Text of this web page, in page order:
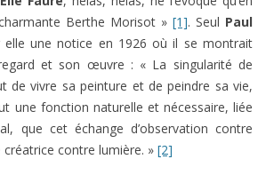
Berthe Morisot » [1]. Seul Paul
elle une notice en 1926 où il se montrait
et son œuvre : « La singularité de
de vivre sa peinture et de peindre sa vie,
une fonction naturelle et nécessaire, liée
que cet échange d’observation contre
contre lumière. » [2]